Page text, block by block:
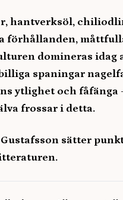
hantverksöl,
förhållanden,
domineras idag
spaningar
ytlighet och fåfänga
frossar i detta.
sätter